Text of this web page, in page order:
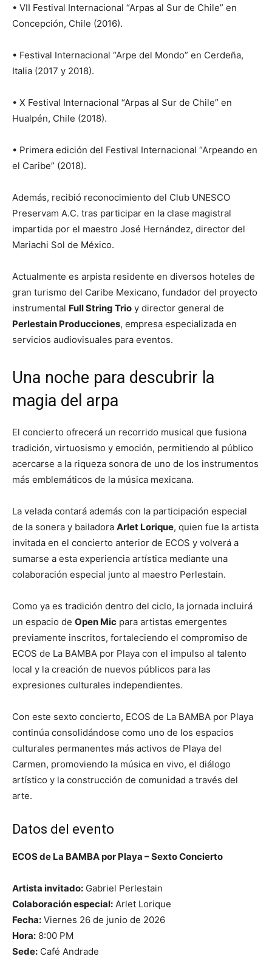
• VII Festival Internacional “Arpas al Sur de Chile” en
Concepción, Chile (2016).
• Festival Internacional “Arpe del Mondo” en Cerdeña,
Italia (2017 y 2018).
• X Festival Internacional “Arpas al Sur de Chile” en
Hualpén, Chile (2018).
• Primera edición del Festival Internacional “Arpeando en
el Caribe” (2018).
Además, recibió reconocimiento del Club UNESCO
Preservam A.C. tras participar en la clase magistral
impartida por el maestro José Hernández, director del
Mariachi Sol de México.
Actualmente es arpista residente en diversos hoteles de
gran turismo del Caribe Mexicano, fundador del proyecto
instrumental Full String Trio y director general de
Perlestain Producciones, empresa especializada en
servicios audiovisuales para eventos.
Una noche para descubrir la
magia del arpa
El concierto ofrecerá un recorrido musical que fusiona
tradición, virtuosismo y emoción, permitiendo al público
acercarse a la riqueza sonora de uno de los instrumentos
más emblemáticos de la música mexicana.
La velada contará además con la participación especial
de la sonera y bailadora Arlet Lorique, quien fue la artista
invitada en el concierto anterior de ECOS y volverá a
sumarse a esta experiencia artística mediante una
colaboración especial junto al maestro Perlestain.
Como ya es tradición dentro del ciclo, la jornada incluirá
un espacio de Open Mic para artistas emergentes
previamente inscritos, fortaleciendo el compromiso de
ECOS de La BAMBA por Playa con el impulso al talento
local y la creación de nuevos públicos para las
expresiones culturales independientes.
Con este sexto concierto, ECOS de La BAMBA por Playa
continúa consolidándose como uno de los espacios
culturales permanentes más activos de Playa del
Carmen, promoviendo la música en vivo, el diálogo
artístico y la construcción de comunidad a través del
arte.
Datos del evento
ECOS de La BAMBA por Playa – Sexto Concierto
Artista invitado: Gabriel Perlestain
Colaboración especial: Arlet Lorique
Fecha: Viernes 26 de junio de 2026
Hora: 8:00 PM
Sede: Café Andrade